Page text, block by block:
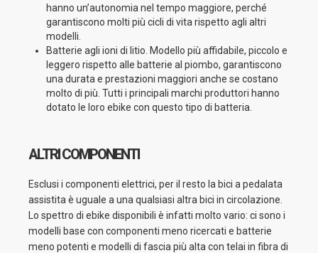
hanno un’autonomia nel tempo maggiore, perché
garantiscono molti più cicli di vita rispetto agli altri
modelli.
Batterie agli ioni di litio. Modello più affidabile, piccolo e
leggero rispetto alle batterie al piombo, garantiscono
una durata e prestazioni maggiori anche se costano
molto di più. Tutti i principali marchi produttori hanno
dotato le loro ebike con questo tipo di batteria.
ALTRI COMPONENTI
Esclusi i componenti elettrici, per il resto la bici a pedalata
assistita è uguale a una qualsiasi altra bici in circolazione.
Lo spettro di ebike disponibili è infatti molto vario: ci sono i
modelli base con componenti meno ricercati e batterie
meno potenti e modelli di fascia più alta con telai in fibra di